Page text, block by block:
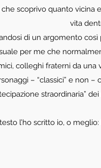
scoprivo quanto vicina
vita
di un argomento così
per me che
colleghi fraterni da una
– “classici” e non
straordinaria”
l’ho scritto io, o